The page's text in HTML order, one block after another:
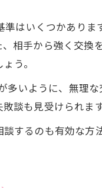
はいくつかあり
相手から強く交
う。
いように、無理
談も見受けられま
するのも有効な